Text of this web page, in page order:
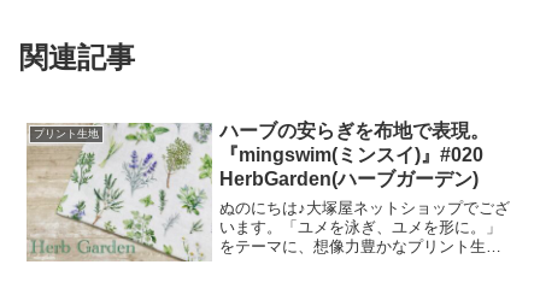
関連記事
プリント生地
ハーブの安らぎを布地で表現。
『mingswim(ミンスイ)』#020
HerbGarden(ハーブガーデン)
ぬのにちは♪大塚屋ネットショップでござ
います。「ユメを泳ぎ、ユメを形に。」
をテーマに、想像力豊かなプリント生地